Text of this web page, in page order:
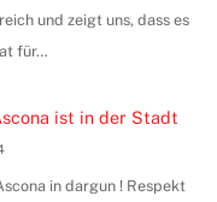
und zeigt uns, dass es
für…
ist in der Stadt
in dargun ! Respekt